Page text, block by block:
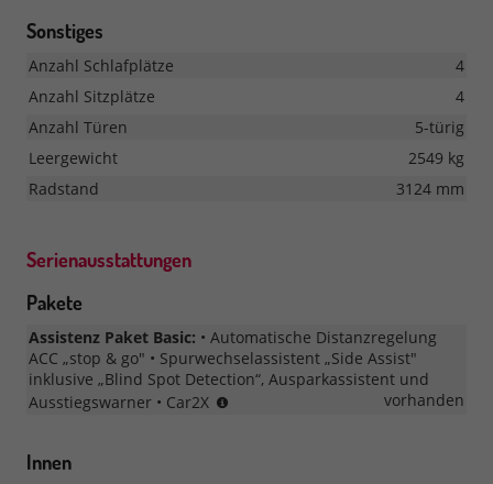
Sonstiges
Anzahl Schlafplätze
4
Anzahl Sitzplätze
4
Anzahl Türen
5-türig
Leergewicht
2549 kg
Radstand
3124 mm
Serienausstattungen
Pakete
Assistenz Paket Basic: • Automatische Distanzregelung
ACC „stop & go" • Spurwechselassistent „Side Assist"
inklusive „Blind Spot Detection“, Ausparkassistent und
Ausstiegswarner • Car2X
vorhanden
Innen